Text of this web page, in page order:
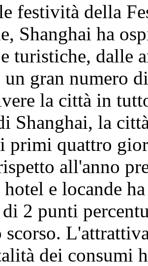
festività della
Shanghai ha
turistiche, dalle
un gran numero
la città in
Shanghai, la
primi quattro
all'anno
e locande
2 punti
scorso.
dei consumi